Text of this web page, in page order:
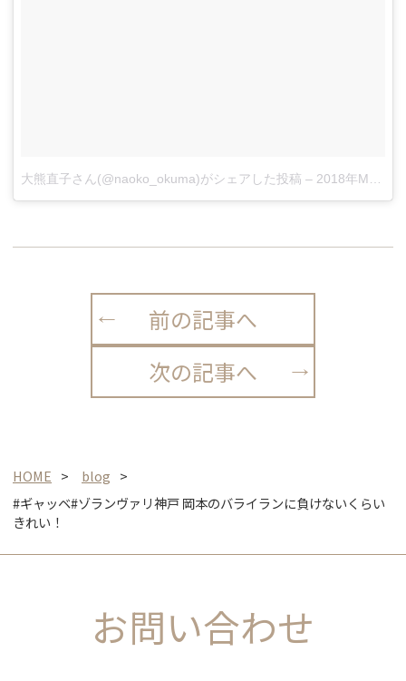
大熊直子さん(@naoko_okuma)がシェアした投稿 – 2018年May月4日pm4時30分PDT
前の記事へ
次の記事へ
HOME
blog
#ギャッベ#ゾランヴァリ神戸 岡本のバライランに負けないくらい
きれい！
お問い合わせ